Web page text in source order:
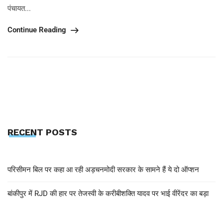
पंचायत...
Continue Reading
RECENT POSTS
परिसीमन बिल पर कहा आ रही अड़चनमोदी सरकार के सामने हैं ये दो ऑप्शन
बांकीपुर में RJD की हार पर तेजस्वी के करीबीशक्ति यादव पर भाई वीरेंदर का बड़ा